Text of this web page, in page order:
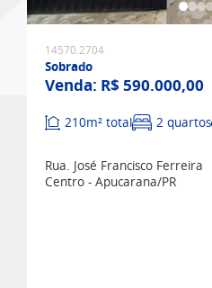
14570.2704
Sobrado
Venda: R$ 590.000,00
210m² total 2 quartos
Rua. José Francisco Ferreira
Centro - Apucarana/PR